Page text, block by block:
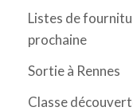
Listes de
prochaine
Sortie à Rennes
Classe